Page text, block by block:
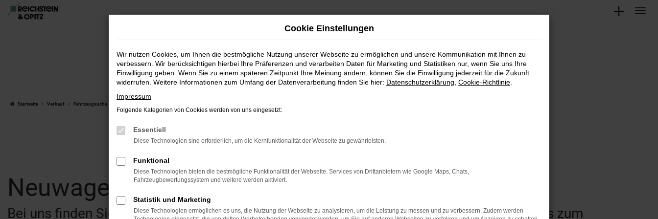
Zum
Startseite Verkauf Fahrzeugsuche
Neuwagen & Gebrauchtwagen
Bei uns finden Sie eine breite Auswahl an verschiedenen Fahrzeugen - vom Kleinwagen bis zum
Cookie Einstellungen
Wir nutzen Cookies, um Ihnen die bestmögliche Nutzung unserer Webseite zu ermöglichen und unsere Kommunikation mit Ihnen zu
verbessern. Wir berücksichtigen hierbei Ihre Präferenzen und verarbeiten Daten für Marketing und Statistiken nur, wenn Sie uns Ihre
Einwilligung geben. Wenn Sie zu einem späteren Zeitpunkt Ihre Meinung ändern, können Sie die Einwilligung jederzeit für die Zukunft
widerrufen. Weitere Informationen zum Umfang der Datenverarbeitung finden Sie hier: Datenschutzerklärung Cookie-Richtlinie
Impressum
Folgende Kategorien von Cookies werden von uns eingesetzt:
Essentiell
Diese Technologien sind erforderlich, um die Kernfunktionalität der Webseite zu gewährleisten.
Funktional
Diese Technologien bieten die bestmögliche Funktionalität der Webseite. Services von Drittanbietern wie Google Maps, Chats,
Fahrzeugbewertungssystem und weitere werden aktiviert.
Statistik und Marketing
Diese Technologien ermöglichen es uns, die Nutzung der Webseite zu analysieren, um die Leistung zu messen und zu verbessern. Zudem werden